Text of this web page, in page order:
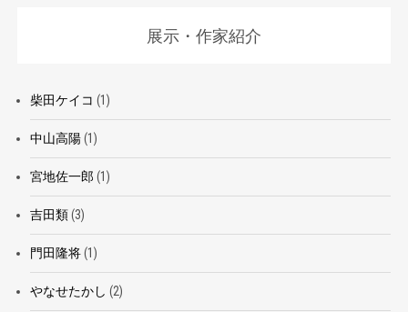
展示・作家紹介
柴田ケイコ (1)
中山高陽(1)
宮地佐一郎 (1)
吉田類(3)
門田隆将(1)
やなせたかし (2)